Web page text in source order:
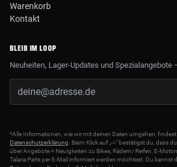
Warenkorb
Kontakt
BLEIB IM LOOP
Neuheiten, Lager-Updates und Spezialangebote
*Alle Informationen, wie wir mit deinen Daten umgehen,
Datenschutzerklärung . Beim Klick auf „->" bestätigst du, dass
über Angebote + Neuigkeiten zu Bikes, Rädern/ Reifen, E-
Talaria Parts per E-Mail informiert werden möchtest. Du kannst